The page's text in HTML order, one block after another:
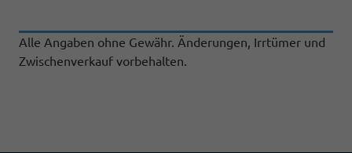
Alle Angaben ohne Gewähr. Änderungen, Irrtümer und
Zwischenverkauf vorbehalten.